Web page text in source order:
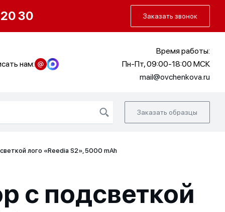
30 Заказать звонок
нам:
Время работы:
Пн-Пт, 09:00-18:00 МСК
mail@ovchenkova.ru
Заказать образцы
лого «Reedia S2», 5000 mAh
с подсветкой